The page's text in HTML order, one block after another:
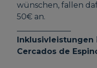
wünschen, fallen
50€ an.
Inklusivleistungen
Cercados de